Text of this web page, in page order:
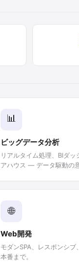
📊
ビッグデータ分析
リアルタイム処理、BIダ
アハウス — データ駆動の
🌐
Web開発
モダンSPA、レスポンシ
本番まで。